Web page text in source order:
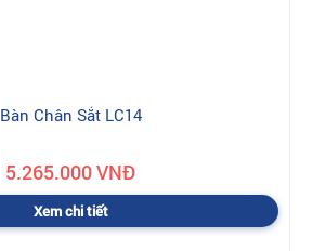
Bàn Chân Sắt LC14
5.265.000 VNĐ
Xem chi tiết